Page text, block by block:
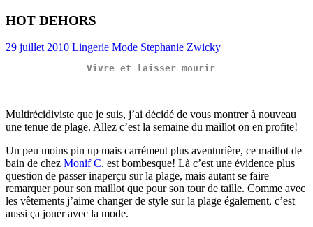
HOT DEHORS
29 juillet 2010 Lingerie Mode Stephanie Zwicky
Vivre et laisser mourir
Multirécidiviste que je suis, j’ai décidé de vous montrer à nouveau
une tenue de plage. Allez c’est la semaine du maillot on en profite!
Un peu moins pin up mais carrément plus aventurière, ce maillot de
bain de chez Monif C. est bombesque! Là c’est une évidence plus
question de passer inaperçu sur la plage, mais autant se faire
remarquer pour son maillot que pour son tour de taille. Comme avec
les vêtements j’aime changer de style sur la plage également, c’est
aussi ça jouer avec la mode.